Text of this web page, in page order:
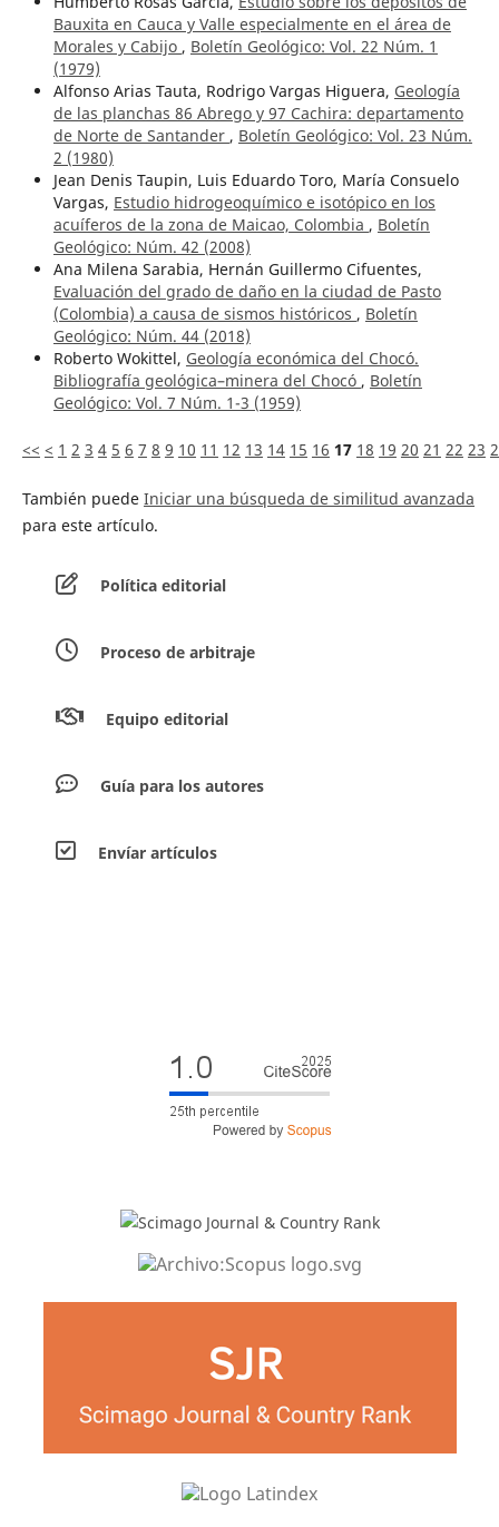
Bauxita en Cauca y Valle especialmente en el área de
Morales y Cabijo , Boletín Geológico: Vol. 22 Núm. 1
(1979)
Alfonso Arias Tauta, Rodrigo Vargas Higuera, Geología
de las planchas 86 Abrego y 97 Cachira: departamento
de Norte de Santander , Boletín Geológico: Vol. 23 Núm.
2 (1980)
Jean Denis Taupin, Luis Eduardo Toro, María Consuelo
Vargas, Estudio hidrogeoquímico e isotópico en los
acuíferos de la zona de Maicao, Colombia , Boletín
Geológico: Núm. 42 (2008)
Ana Milena Sarabia, Hernán Guillermo Cifuentes,
Evaluación del grado de daño en la ciudad de Pasto
(Colombia) a causa de sismos históricos , Boletín
Geológico: Núm. 44 (2018)
Roberto Wokittel, Geología económica del Chocó.
Bibliografía geológica–minera del Chocó , Boletín
Geológico: Vol. 7 Núm. 1-3 (1959)
<< < 1 2 3 4 5 6 7 8 9 10 11 12 13 14 15 16 17 18 19 20 21 22 23
También puede Iniciar una búsqueda de similitud avanzada
para este artículo.
Política editorial
Proceso de arbitraje
Equipo editorial
Guía para los autores
Envíar artículos